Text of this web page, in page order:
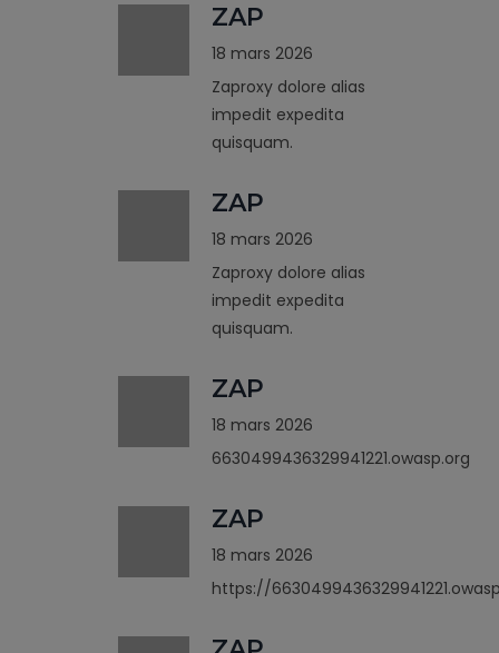
ZAP
18 mars 2026
Zaproxy dolore alias
impedit expedita
quisquam.
ZAP
18 mars 2026
Zaproxy dolore alias
impedit expedita
quisquam.
ZAP
18 mars 2026
6630499436329941221.owasp.org
ZAP
18 mars 2026
https://